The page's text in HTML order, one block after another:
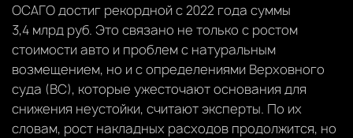
ОСАГО достиг рекордной с 2022 года суммы
3,4 млрд руб. Это связано не только с ростом
стоимости авто и проблем с натуральным
возмещением, но и с определениями Верховного
суда (ВС), которые ужесточают основания для
снижения неустойки, считают эксперты. По их
словам, рост накладных расходов продолжится, но